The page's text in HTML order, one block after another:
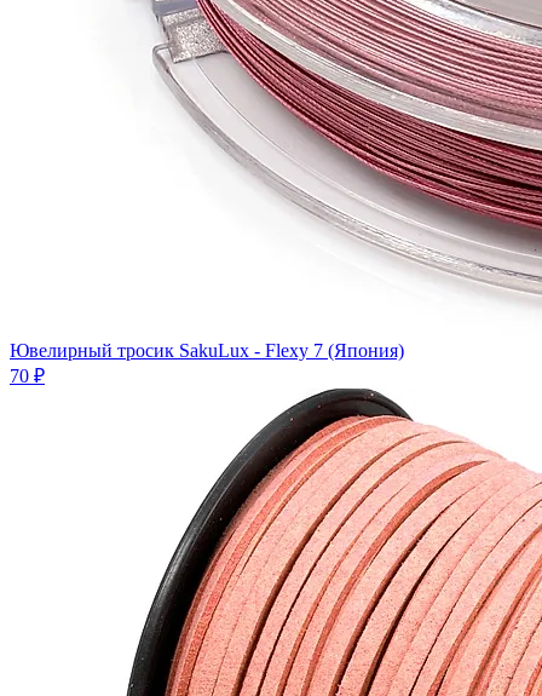
Ювелирный тросик SakuLux - Flexy 7 (Япония)
70 ₽